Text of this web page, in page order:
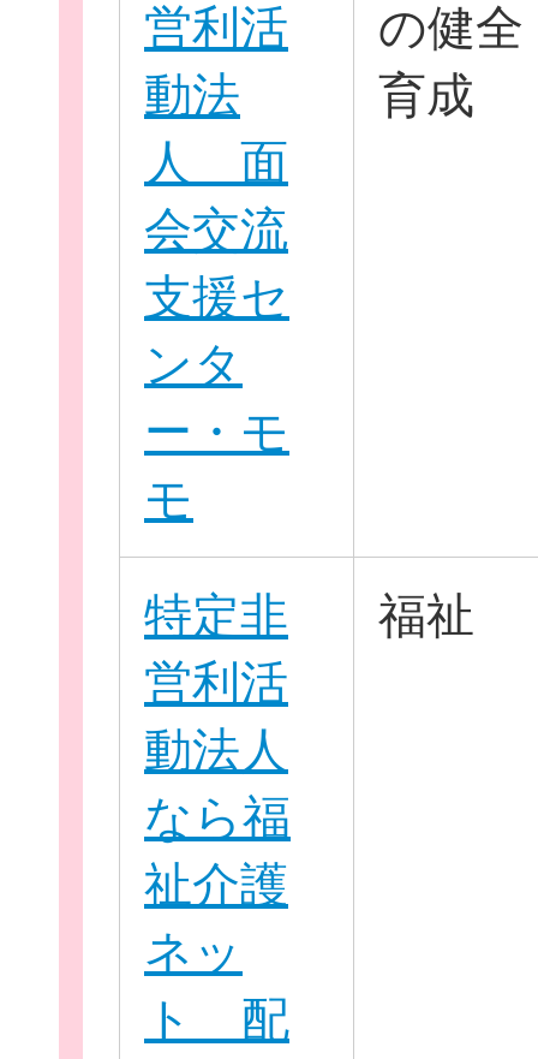
助成情報を探す
団体を探す
お役立ち情報
相談窓口一覧
営利活
動法
人 面
会交流
支援セ
ンタ
ー・モ
モ
の健全
育成
特定非
営利活
動法人
なら福
祉介護
ネッ
ト 配
福祉